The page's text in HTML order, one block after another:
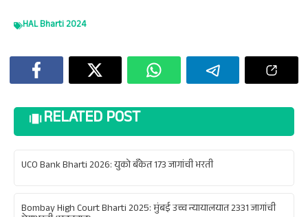
HAL Bharti 2024
RELATED POST
UCO Bank Bharti 2026: युको बँकेत 173 जागांची भरती
Bombay High Court Bharti 2025: मुंबई उच्च न्यायालयात 2331 जागांची